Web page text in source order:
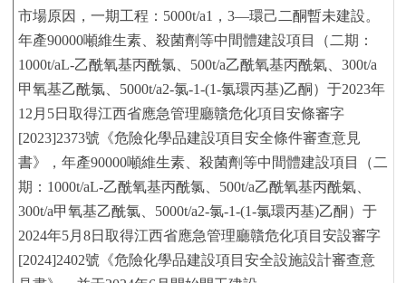
市場原因，一期工程：5000t/a1，3—環己二酮暫未建設。
年產90000噸維生素、殺菌劑等中間體建設項目（二期：
1000t/aL-乙酰氧基丙酰氯、500t/a乙酰氧基丙酰氣、300t/a
甲氧基乙酰氯、5000t/a2-氯-1-(1-氯環丙基)乙酮）于2023年
12月5日取得江西省應急管理廳贛危化項目安條審字
[2023]2373號《危險化學品建設項目安全條件審查意見
書》，年產90000噸維生素、殺菌劑等中間體建設項目（二
期：1000t/aL-乙酰氧基丙酰氯、500t/a乙酰氧基丙酰氣、
300t/a甲氧基乙酰氯、5000t/a2-氯-1-(1-氯環丙基)乙酮）于
2024年5月8日取得江西省應急管理廳贛危化項目安設審字
[2024]2402號《危險化學品建設項目安全設施設計審查意